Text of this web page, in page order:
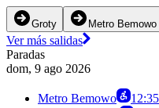
Groty Metro Bemowo
Ver más salidas
Paradas
dom, 9 ago 2026
Metro Bemowo
12:35